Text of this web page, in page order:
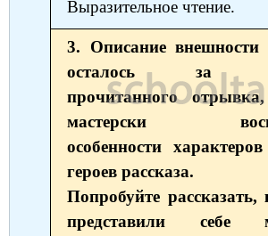
Выразительное чтение.
3. Описание внешности
осталось за
прочитанного
мастерски
особенности
героев рассказа.
Попробуйте
представили себе